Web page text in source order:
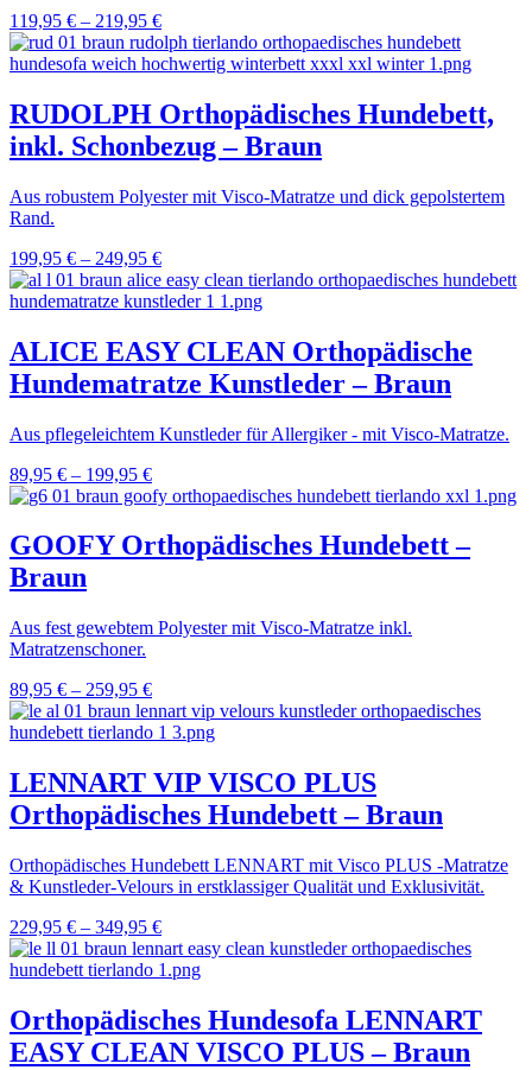
119,95 € – 219,95 €
RUDOLPH Orthopädisches Hundebett,
inkl. Schonbezug – Braun
Aus robustem Polyester mit Visco-Matratze und dick gepolstertem
Rand.
199,95 € – 249,95 €
ALICE EASY CLEAN Orthopädische
Hundematratze Kunstleder – Braun
Aus pflegeleichtem Kunstleder für Allergiker - mit Visco-Matratze.
89,95 € – 199,95 €
GOOFY Orthopädisches Hundebett –
Braun
Aus fest gewebtem Polyester mit Visco-Matratze inkl.
Matratzenschoner.
89,95 € – 259,95 €
LENNART VIP VISCO PLUS
Orthopädisches Hundebett – Braun
Orthopädisches Hundebett LENNART mit Visco PLUS -Matratze
& Kunstleder-Velours in erstklassiger Qualität und Exklusivität.
229,95 € – 349,95 €
Orthopädisches Hundesofa LENNART
EASY CLEAN VISCO PLUS – Braun